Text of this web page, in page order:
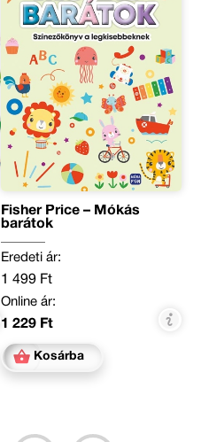
Fisher Price – Mókás
barátok
Eredeti ár:
1 499 Ft
Online ár:
1 229 Ft
Kosárba